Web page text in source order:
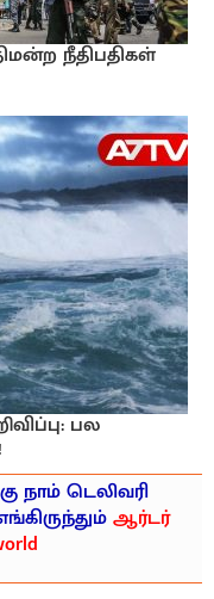
நீதிபதிகள்
பல
நாம் டெலிவரி
ஆர்டர்